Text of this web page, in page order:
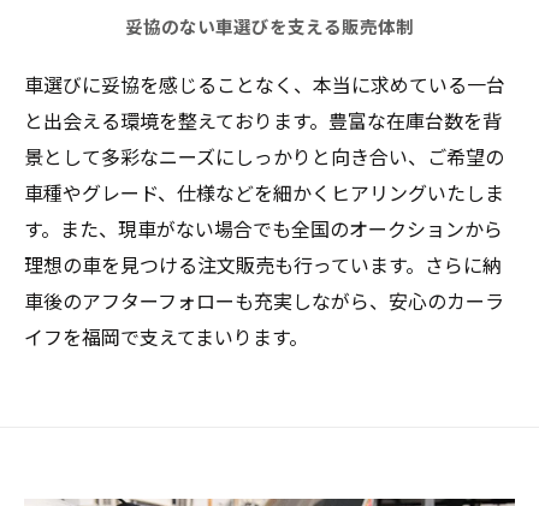
妥協のない車選びを支える販売体制
車選びに妥協を感じることなく、本当に求めている一台
と出会える環境を整えております。豊富な在庫台数を背
景として多彩なニーズにしっかりと向き合い、ご希望の
車種やグレード、仕様などを細かくヒアリングいたしま
す。また、現車がない場合でも全国のオークションから
理想の車を見つける注文販売も行っています。さらに納
車後のアフターフォローも充実しながら、安心のカーラ
イフを福岡で支えてまいります。